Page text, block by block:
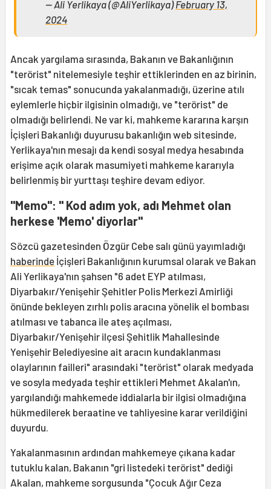
— Ali Yerlikaya (@AliYerlikaya)February 13,
2024
Ancak yargılama sırasında, Bakanın ve Bakanlığının
"terörist" nitelemesiyle teşhir ettiklerinden en az birinin,
"sıcak temas" sonucunda yakalanmadığı, üzerine atılı
eylemlerle hiçbir ilgisinin olmadığı, ve "terörist" de
olmadığı belirlendi. Ne var ki, mahkeme kararına karşın
İçişleri Bakanlığı duyurusu bakanlığın web sitesinde,
Yerlikaya'nın mesajı da kendi sosyal medya hesabında
erişime açık olarak masumiyeti mahkeme kararıyla
belirlenmiş bir yurttaşı teşhire devam ediyor.
"Memo": " Kod adım yok, adı Mehmet olan
herkese 'Memo' diyorlar"
Sözcü gazetesinden Özgür Cebe salı günü yayımladığı
haberinde İçişleri Bakanlığının kurumsal olarak ve Bakan
Ali Yerlikaya'nın şahsen "6 adet EYP atılması,
Diyarbakır/Yenişehir Şehitler Polis Merkezi Amirliği
önünde bekleyen zırhlı polis aracına yönelik el bombası
atılması ve tabanca ile ateş açılması,
Diyarbakır/Yenişehir ilçesi Şehitlik Mahallesinde
Yenişehir Belediyesine ait aracın kundaklanması
olaylarının failleri" arasındaki "terörist" olarak medyada
ve sosyla medyada teşhir ettikleri Mehmet Akalan'ın,
yargılandığı mahkemede iddialarla bir ilgisi olmadığına
hükmedilerek beraatine ve tahliyesine karar verildiğini
duyurdu.
Yakalanmasının ardından mahkemeye çıkana kadar
tutuklu kalan, Bakanın "gri listedeki terörist" dediği
Akalan, mahkeme sorgusunda "Çocuk Ağır Ceza